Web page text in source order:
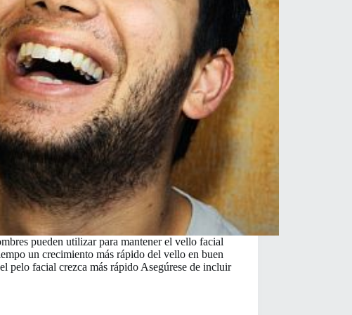
pueden utilizar para mantener el vello facial
un crecimiento más rápido del vello en buen
pelo facial crezca más rápido Asegúrese de incluir